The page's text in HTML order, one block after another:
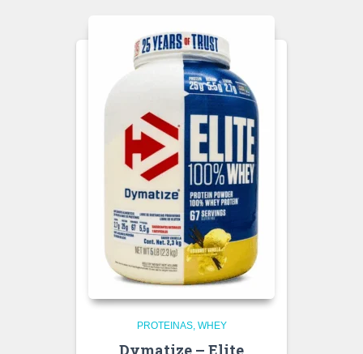
PROTEINAS WHEY
Dymatize – Elite